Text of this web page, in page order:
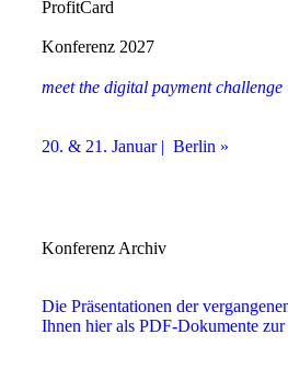
ProfitCard
Konferenz 2027
meet the digital payment challenge
20. & 21. Januar | Berlin »
Konferenz Archiv
Die Präsentationen der
Ihnen hier als PDF-Dokumente